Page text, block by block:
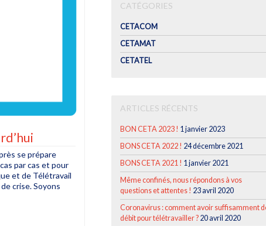
se prépare
par cas et pour
et de Télétravail
crise. Soyons
CATÉGORIES
CETACOM
CETAMAT
CETATEL
ARTICLES RÉCENTS
BON CETA 2023 ! 1 janvier 2023
BONS CETA 2022 ! 24 décembre 2021
BONS CETA 2021 ! 1 janvier 2021
Même confinés, nous répondons à vos
questions et attentes ! 23 avril 2020
Coronavirus : comment avoir suffisamment
débit pour télétravailler ? 20 avril 2020